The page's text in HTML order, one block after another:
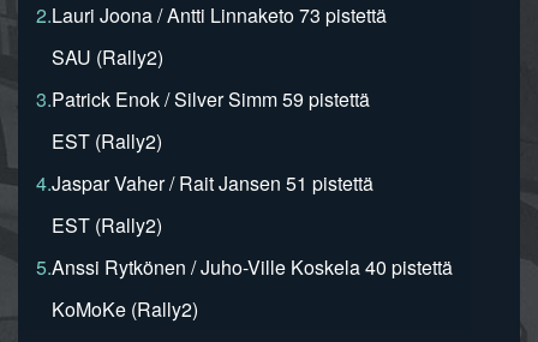
2.Lauri Joona / Antti Linnaketo 73 pistettä
SAU (Rally2)
3.Patrick Enok / Silver Simm 59 pistettä
EST (Rally2)
4.Jaspar Vaher / Rait Jansen 51 pistettä
EST (Rally2)
5.Anssi Rytkönen / Juho-Ville Koskela 40 pistettä
KoMoKe (Rally2)